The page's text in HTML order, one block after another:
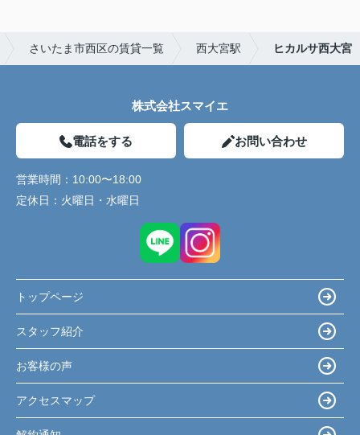
さいたま市西区の賃貸一覧 西大宮駅 ヒカルサ西大宮
株式会社スマイエ
電話をする お問い合わせ
営業時間： 10:00〜18:00
定休日： 火曜日・水曜日
トップページ
スタッフ紹介
お客様の声
アクセスマップ